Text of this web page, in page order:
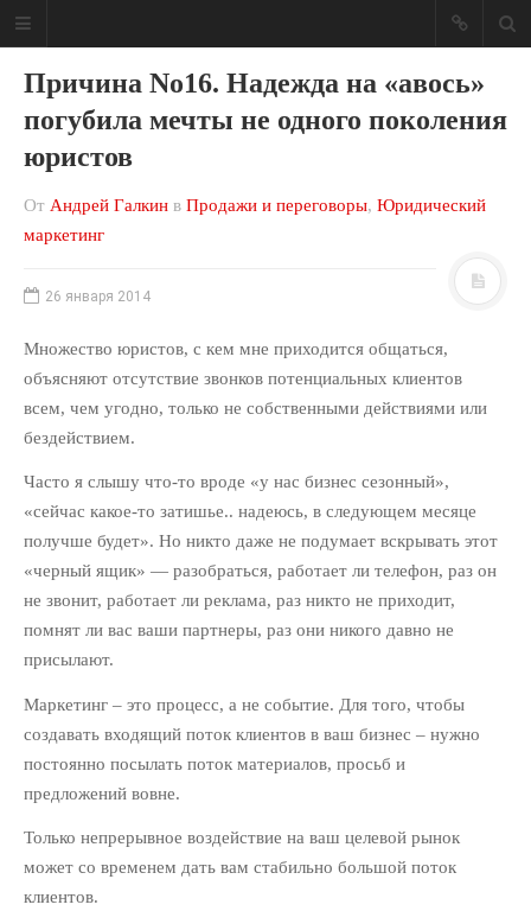
Блог о юридическом
приносить больше денег!
МЕНЮ САЙТА
Консалтинг
Партнерам
Политика обработки
персональных данных
Продукты
Рассылка «Юридический
СВЕЖИЕ ЗАПИСИ
Из третьего мира в первый:
Сингапура, чтобы преуспеть в
10 инструментов
Причина No16. Надежда на «авось»
погубила мечты не одного поколения
юристов
От Андрей Галкин в Продажи и переговоры, Юридический
маркетинг
26 января 2014
Множество юристов, с кем мне приходится общаться,
объясняют отсутствие звонков потенциальных клиентов
всем, чем угодно, только не собственными действиями или
бездействием.
Часто я слышу что-то вроде «у нас бизнес сезонный»,
«сейчас какое-то затишье.. надеюсь, в следующем месяце
получше будет». Но никто даже не подумает вскрывать этот
«черный ящик» — разобраться, работает ли телефон, раз он
не звонит, работает ли реклама, раз никто не приходит,
помнят ли вас ваши партнеры, раз они никого давно не
присылают.
Маркетинг – это процесс, а не событие. Для того, чтобы
создавать входящий поток клиентов в ваш бизнес – нужно
постоянно посылать поток материалов, просьб и
предложений вовне.
Только непрерывное воздействие на ваш целевой рынок
может со временем дать вам стабильно большой поток
клиентов.